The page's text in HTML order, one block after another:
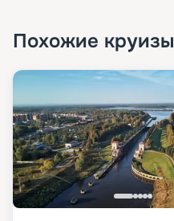
Похожие круизы